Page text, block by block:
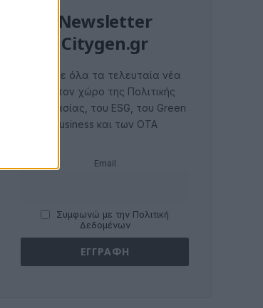
Newsletter
Citygen.gr
Λάβετε όλα τα τελευταία νέα
από τον χώρο της Πολιτικής
Προστασίας, του ESG, του Green
Business και των ΟΤΑ
Email
Συμφωνώ με την Πολιτική
Δεδομένων